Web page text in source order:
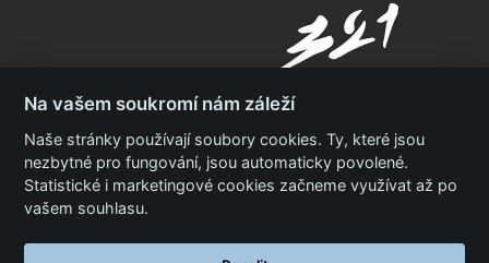
© 2010-2021 Copyright Motolevel. Všechna práva
vyhrazena.Podmínky a prohlášení - ochrana
soukromí.
Na vašem soukromí nám záleží
Naše stránky používají soubory cookies. Ty, které jsou
nezbytné pro fungování, jsou automaticky povolené.
Statistické i marketingové cookies začneme využívat až po
vašem souhlasu.